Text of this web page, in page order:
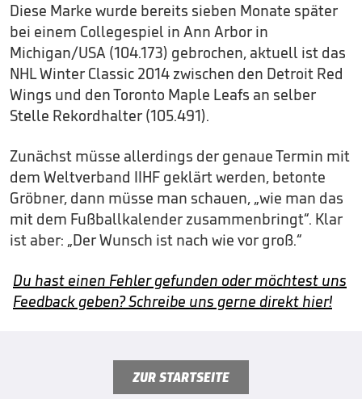
Diese Marke wurde bereits sieben Monate später
bei einem Collegespiel in Ann Arbor in
Michigan/USA (104.173) gebrochen, aktuell ist das
NHL Winter Classic 2014 zwischen den Detroit Red
Wings und den Toronto Maple Leafs an selber
Stelle Rekordhalter (105.491).
Zunächst müsse allerdings der genaue Termin mit
dem Weltverband IIHF geklärt werden, betonte
Gröbner, dann müsse man schauen, „wie man das
mit dem Fußballkalender zusammenbringt“. Klar
ist aber: „Der Wunsch ist nach wie vor groß.“
Du hast einen Fehler gefunden oder möchtest uns
Feedback geben? Schreibe uns gerne direkt hier!
ZUR STARTSEITE